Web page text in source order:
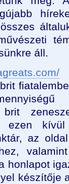
áll.
ezen
az
honlapot
készítője